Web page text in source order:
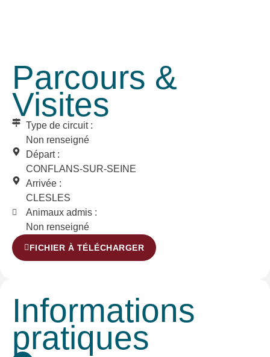
Parcours &
Visites
Type de circuit :
Non renseigné
Départ :
CONFLANS-SUR-SEINE
Arrivée :
CLESLES
Animaux admis :
Non renseigné
FICHIER À TÉLÉCHARGER
Informations
pratiques